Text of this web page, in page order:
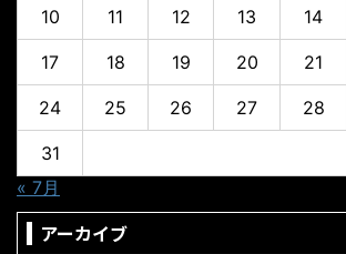
10 11 12 13 14
17 18 19 20 21
24 25 26 27 28
31
« 7月
アーカイブ